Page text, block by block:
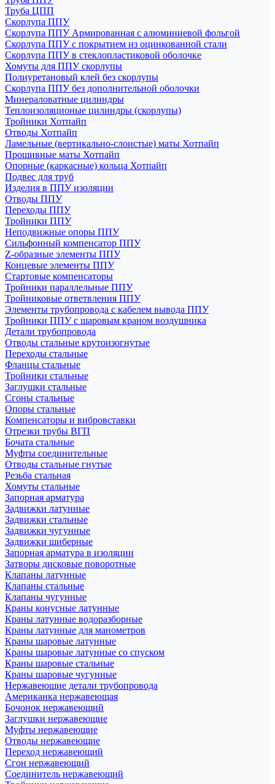
Труба ЦПП
Скорлупа ППУ
Скорлупа ППУ Армированная с алюминиевой фольгой
Скорлупа ППУ с покрытием из оцинкованной стали
Скорлупа ППУ в стеклопластиковой оболочке
Хомуты для ППУ скорлупы
Полиуретановый клей без скорлупы
Скорлупа ППУ без дополнительной оболочки
Минераловатные цилиндры
Теплоизоляционые цилиндры (скорлупы)
Тройники Хотпайп
Отводы Хотпайп
Ламельные (вертикально-слоистые) маты Хотпайп
Прошивные маты Хотпайп
Опорные (каркасные) кольца Хотпайп
Подвес для труб
Изделия в ППУ изоляции
Отводы ППУ
Переходы ППУ
Тройники ППУ
Неподвижные опоры ППУ
Cильфонный компенсатор ППУ
Z-образные элементы ППУ
Концевые элементы ППУ
Стартовые компенсаторы
Тройники параллельные ППУ
Тройниковые ответвления ППУ
Элементы трубопровода с кабелем вывода ППУ
Тройники ППУ с шаровым краном воздушника
Детали трубопровода
Отводы стальные крутоизогнутые
Переходы стальные
Фланцы стальные
Тройники стальные
Заглушки стальные
Сгоны стальные
Опоры стальные
Компенсаторы и вибровставки
Отрезки трубы ВГП
Бочата стальные
Муфты соединительные
Отводы стальные гнутые
Резьба стальная
Хомуты стальные
Запорная арматура
Задвижки латунные
Задвижки стальные
Задвижки чугунные
Задвижки шиберные
Запорная арматура в изоляции
Затворы дисковые поворотные
Клапаны латунные
Клапаны стальные
Клапаны чугунные
Краны конусные латунные
Краны латунные водоразборные
Краны латунные для манометров
Краны шаровые латунные
Краны шаровые латунные со спуском
Краны шаровые стальные
Краны шаровые чугунные
Нержавеющие детали трубопровода
Американка нержавеющая
Бочонок нержавеющий
Заглушки нержавеющие
Муфты нержавеющие
Отводы нержавеющие
Переход нержавеющий
Сгон нержавеющий
Соединитель нержавеющий